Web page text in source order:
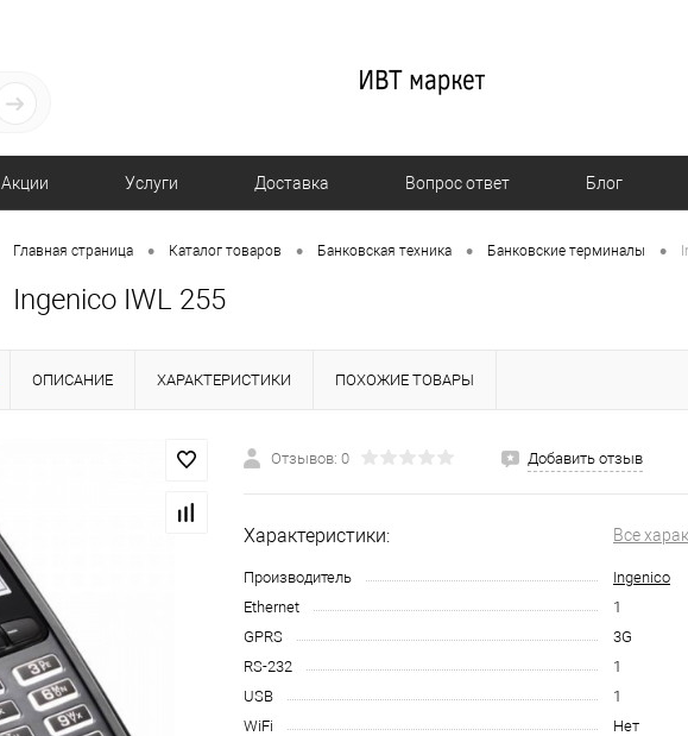
Акции Услуги Доставка Вопрос ответ Блог
Главная страница • Каталог товаров • Банковская техника • Банковские терминалы •
Ingenico IWL 255
ОПИСАНИЕ ХАРАКТЕРИСТИКИ ПОХОЖИЕ ТОВАРЫ
Отзывов: 0 Добавить отзыв
Характеристики: Все
Производитель
Ingenico
Ethernet
1
GPRS
3G
RS-232
1
USB
1
WiFi
Нет